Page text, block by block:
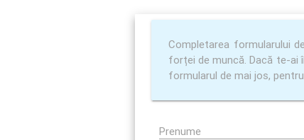
Completarea formularului
forței de muncă. Dacă te-ai
formularul de mai jos,
Prenume